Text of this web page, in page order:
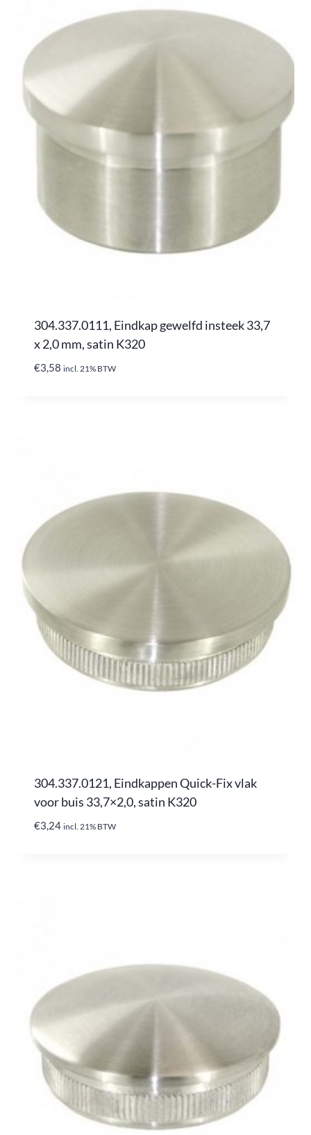
304.337.0111, Eindkap gewelfd insteek 33,7
x 2,0 mm, satin K320
€3,58 incl. 21% BTW
304.337.0121, Eindkappen Quick-Fix vlak
voor buis 33,7×2,0, satin K320
€3,24 incl. 21% BTW